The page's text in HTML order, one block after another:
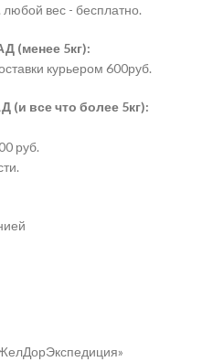
вес - бесплатно.
(менее 5кг):
курьером 600руб.
(и все что более 5кг):
руб.